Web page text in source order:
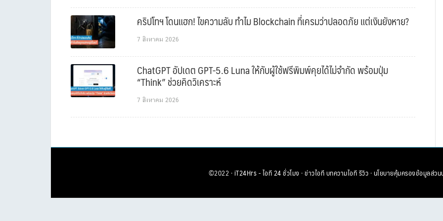
คริปโทฯ โดนแฮก! ไขความลับ ทำไม Blockchain ที่เครมว่าปลอดภัย แต่เงินยังหาย?
7 สิงหาคม 2026
ChatGPT อัปเดต GPT-5.6 Luna ให้กับผู้ใช้ฟรีพิมพ์คุยได้ไม่จำกัด พร้อมปุ่ม
“Think” ช่วยคิดวิเคราะห์
7 สิงหาคม 2026
©2022 ·iT24Hrs - ไอที 24 ชั่วโมง ·ข่าวไอทีบทความไอทีรีวิว ·นโยบายคุ้มครองข้อมูลส่ว